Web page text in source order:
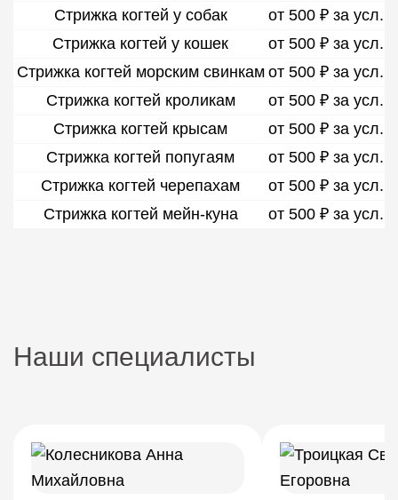
Стрижка когтей у собак
от 500 ₽ за усл.
Стрижка когтей у кошек
от 500 ₽ за усл.
Стрижка когтей морским свинкам от 500 ₽ за усл.
Стрижка когтей кроликам
от 500 ₽ за усл.
Стрижка когтей крысам
от 500 ₽ за усл.
Стрижка когтей попугаям
от 500 ₽ за усл.
Стрижка когтей черепахам
от 500 ₽ за усл.
Стрижка когтей мейн-куна
от 500 ₽ за усл.
Наши специалисты